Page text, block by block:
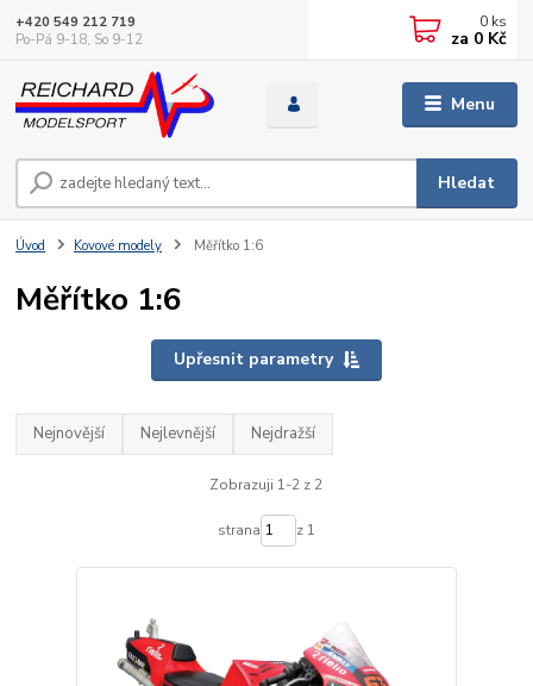
Menu
Hledat
+420 549 212 719
Po-Pá 9-18, So 9-12
0 ks
za 0 Kč
Úvod Kovové modely Měřítko 1:6
Měřítko 1:6
Upřesnit parametry
Nejnovější Nejlevnější Nejdražší
Zobrazuji 1-2 z 2
strana z 1